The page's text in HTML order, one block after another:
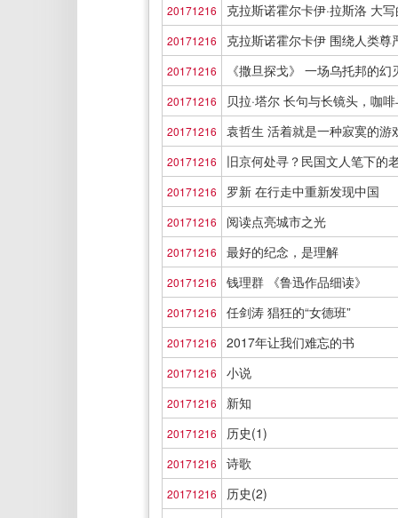
20171216 克拉斯诺霍尔卡伊·拉斯洛 大
20171216 克拉斯诺霍尔卡伊 围绕人类尊
20171216 《撒旦探戈》 一场乌托邦的幻
20171216 贝拉·塔尔 长句与长镜头，咖
20171216 袁哲生 活着就是一种寂寞的游
20171216 旧京何处寻？民国文人笔下的
20171216 罗新 在行走中重新发现中国
20171216 阅读点亮城市之光
20171216 最好的纪念，是理解
20171216 钱理群 《鲁迅作品细读》
20171216 任剑涛 猖狂的“女德班”
20171216 2017年让我们难忘的书
20171216 小说
20171216 新知
20171216 历史(1)
20171216 诗歌
20171216 历史(2)